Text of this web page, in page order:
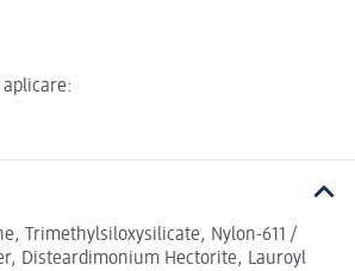
Trimethylsiloxysilicate, Nylon-611 /
Disteardimonium Hectorite, Lauroyl